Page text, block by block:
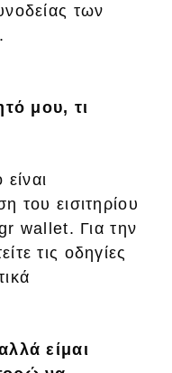
των
μου, τι
του εισιτηρίου
wallet. Για την
τις οδηγίες
είμαι